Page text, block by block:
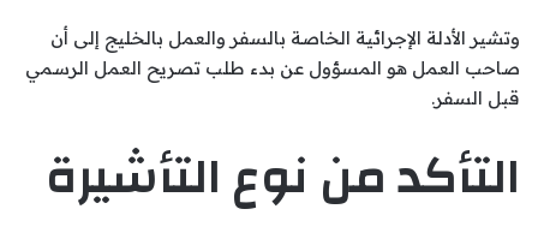
وتشير الأدلة الإجرائية الخاصة بالسفر والعمل بالخليج إلى أن
صاحب العمل هو المسؤول عن بدء طلب تصريح العمل الرسمي
قبل السفر.
التأكد من نوع التأشيرة